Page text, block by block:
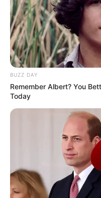
BUZZ DAY
Remember Albert? You
Today